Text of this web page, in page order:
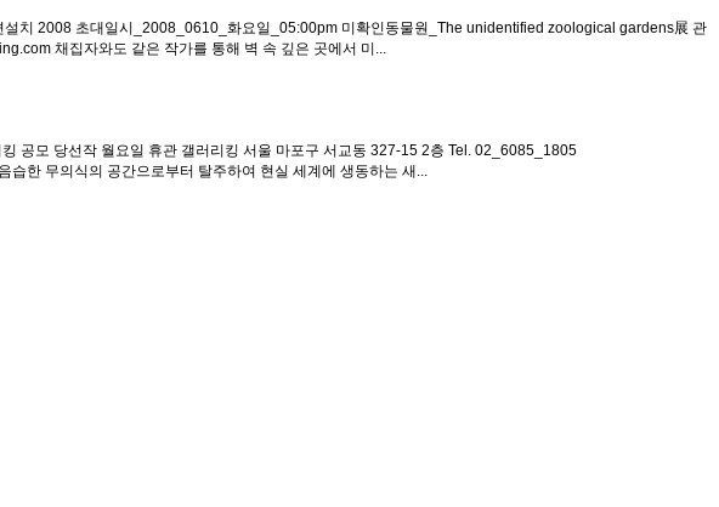
치 2008 초대일시_2008_0610_화요일_05:00pm 미확인동물원_The unidentified zoological gardens展 관
채집자와도 같은 작가를 통해 벽 속 깊은 곳에서 미...
모 당선작 월요일 휴관 갤러리킹 서울 마포구 서교동 327-15 2층 Tel. 02_6085_1805
한 무의식의 공간으로부터 탈주하여 현실 세계에 생동하는 새...